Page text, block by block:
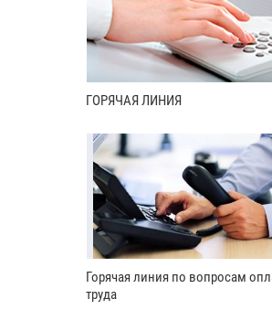
ГОРЯЧАЯ ЛИНИЯ
Горячая линия по вопросам
труда